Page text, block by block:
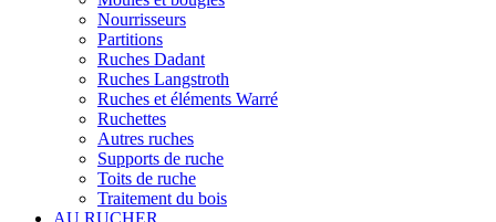
Nourrisseurs
Partitions
Ruches Dadant
Ruches Langstroth
Ruches et éléments Warré
Ruchettes
Autres ruches
Supports de ruche
Toits de ruche
Traitement du bois
AU RUCHER